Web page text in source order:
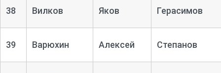
38 Вилков Яков Герасимов
39 Варюхин Алексей Степанов